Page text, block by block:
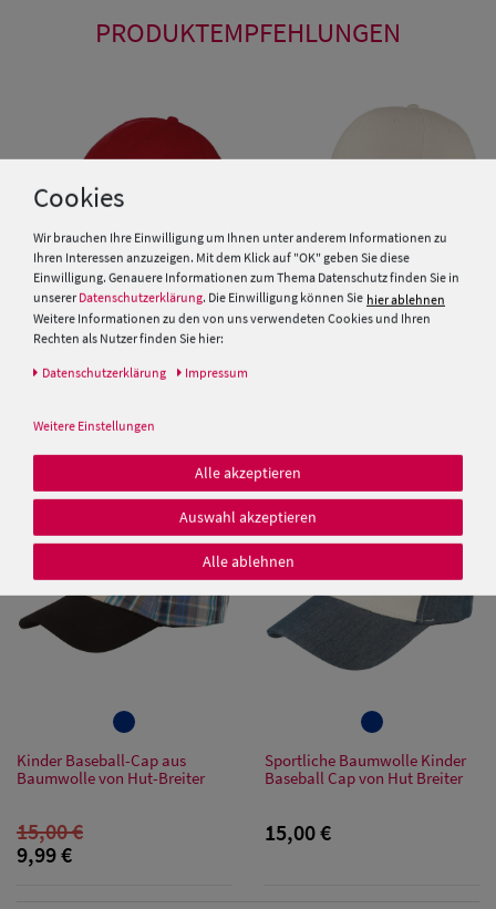
Damen Caps
Damen UV-
Schutz Caps
Damen
PRODUKTEMPFEHLUNGEN
UV-Schutz 40+
9,95 €
9,95 €
SALE
Kinder Baseball-Cap aus
Baumwolle von Hut-Breiter
15,00 €
9,99 €
Sportliche Baumwolle Kinder
Baseball Cap von Hut Breiter
15,00 €
Cookies
Wir brauchen Ihre Einwilligung um Ihnen unter anderem Informationen zu
Ihren Interessen anzuzeigen. Mit dem Klick auf "OK" geben Sie diese
Einwilligung. Genauere Informationen zum Thema Datenschutz finden Sie in
unserer Datenschutzerklärung. Die Einwilligung können Sie hier ablehnen
Weitere Informationen zu den von uns verwendeten Cookies und Ihren
Rechten als Nutzer finden Sie hier:
Daten­schutz­erklärung Impressum
Weitere Einstellungen
Alle akzeptieren
Auswahl akzeptieren
Alle ablehnen